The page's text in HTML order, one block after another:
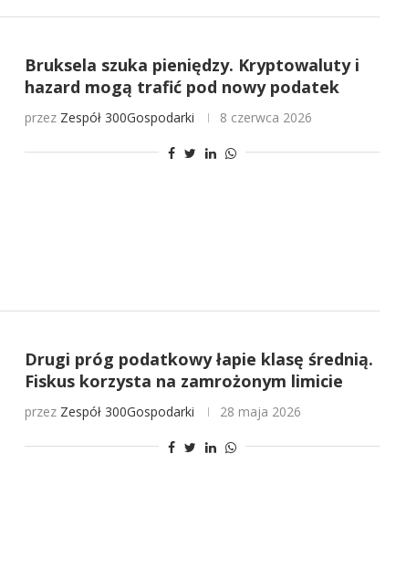
Bruksela szuka pieniędzy. Kryptowaluty i
hazard mogą trafić pod nowy podatek
przez Zespół 300Gospodarki 8 czerwca 2026
Drugi próg podatkowy łapie klasę średnią.
Fiskus korzysta na zamrożonym limicie
przez Zespół 300Gospodarki 28 maja 2026